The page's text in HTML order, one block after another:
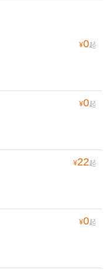
¥0起
¥0起
¥22起
¥0起